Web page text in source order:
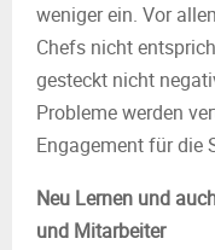
weniger ein. Vor
Chefs nicht
gesteckt nicht
Probleme werden
Engagement für die
Neu Lernen und
und Mitarbeiter